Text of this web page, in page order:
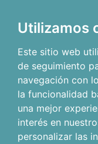
Utilizamos
Este sitio web
de seguimiento
navegación con
la funcionalidad
una mejor
interés en
personalizar las